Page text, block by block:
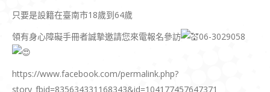
只要是設籍在臺南市18歲到64歲
領有身心障礙手冊者誠摯邀請您來電報名參訪
06-3029058
https://www.facebook.com/permalink.php?
story_fbid=835634331168343&id=104177457647371